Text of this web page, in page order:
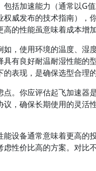
括加速能力（通常以G
威发布的技术指南），
的性能虽意味着成本增
，使用环境的温度、湿
有良好耐温耐湿性能的
表现，是确保选型合理的
。你应评估起飞加速器
，确保长期使用的灵活
设备通常意味着更高的
性价比高的方案。对比